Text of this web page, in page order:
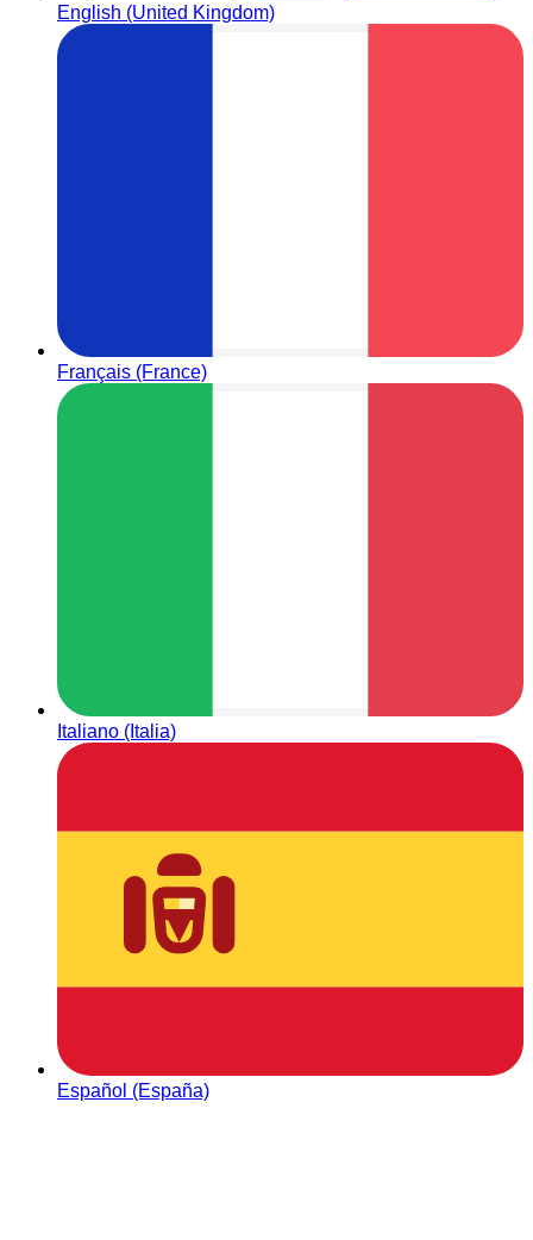
English (United Kingdom)
Français (France)
Italiano (Italia)
Español (España)